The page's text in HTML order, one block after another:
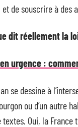
et de souscrire à
dit réellement la
urgence :
se dessine à
ou d’un
Oui, la